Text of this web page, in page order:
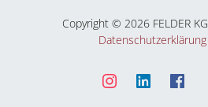
Copyright © 2026 FELDER KG
Datenschutzerklärung